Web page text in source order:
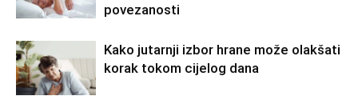
povezanosti
Kako jutarnji izbor hrane može olakšati
korak tokom cijelog dana